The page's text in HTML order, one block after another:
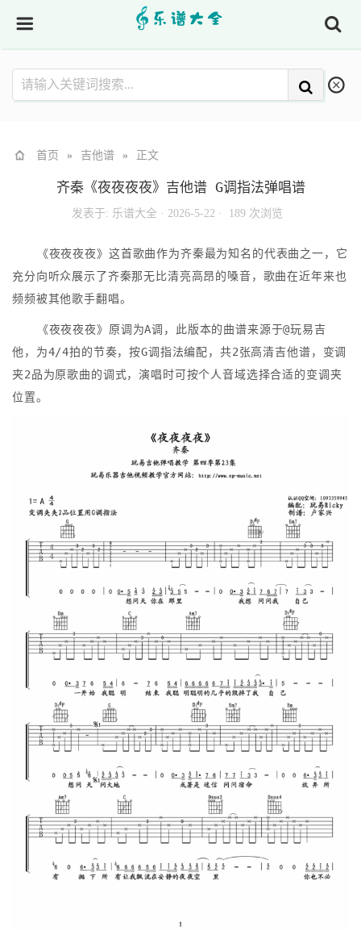
首页 » 吉他谱 » 正文
齐秦《夜夜夜夜》吉他谱 G调指法弹唱谱
发表于: 乐谱大全 · 2026-5-22 · 189 次浏览
《夜夜夜夜》这首歌曲作为齐秦最为知名的代表曲之一，它
充分向听众展示了齐秦那无比清亮高昂的嗓音，歌曲在近年来也
频频被其他歌手翻唱。
《夜夜夜夜》原调为A调，此版本的曲谱来源于@玩易吉
他，为4/4拍的节奏，按G调指法编配，共2张高清吉他谱，变调
夹2品为原歌曲的调式，演唱时可按个人音域选择合适的变调夹
位置。